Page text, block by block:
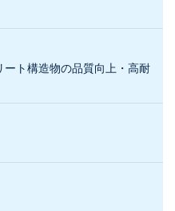
ート構造物の品質向上・高耐